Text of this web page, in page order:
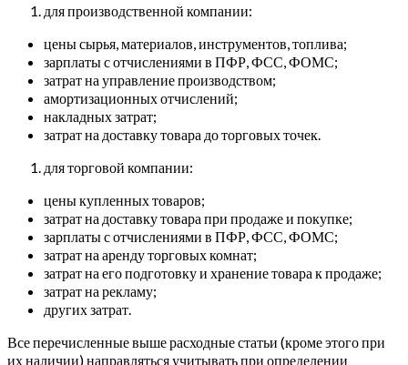
для производственной компании:
цены сырья, материалов, инструментов, топлива;
зарплаты с отчислениями в ПФР, ФСС, ФОМС;
затрат на управление производством;
амортизационных отчислений;
накладных затрат;
затрат на доставку товара до торговых точек.
для торговой компании:
цены купленных товаров;
затрат на доставку товара при продаже и покупке;
зарплаты с отчислениями в ПФР, ФСС, ФОМС;
затрат на аренду торговых комнат;
затрат на его подготовку и хранение товара к продаже;
затрат на рекламу;
других затрат.
Все перечисленные выше расходные статьи (кроме этого при
их наличии) направляться учитывать при определении